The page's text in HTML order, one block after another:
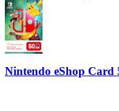
Nintendo eShop Card